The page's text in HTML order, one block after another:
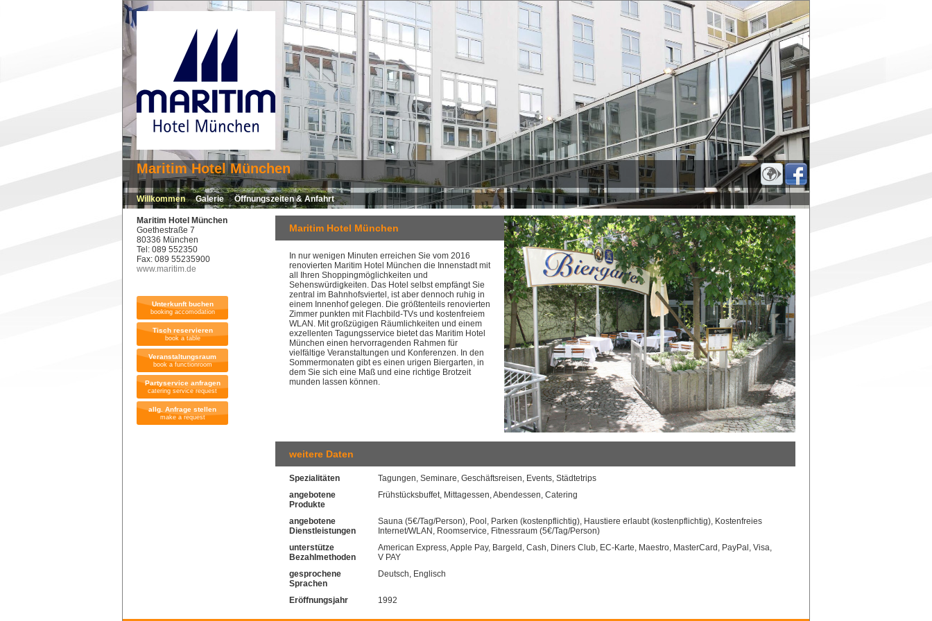
Maritim Hotel München
Willkommen Galerie Öffnungszeiten & Anfahrt
Maritim Hotel München
Goethestraße 7
80336 München
Tel: 089 552350
Fax: 089 55235900
www.maritim.de
Unterkunft buchen
booking accomodation
Tisch reservieren
book a table
Veranstaltungsraum
book a functionroom
Partyservice anfragen
catering service request
allg. Anfrage stellen
make a request
Maritim Hotel München
In nur wenigen Minuten erreichen Sie vom 2016
renovierten Maritim Hotel München die Innenstadt mit
all Ihren Shoppingmöglichkeiten und
Sehenswürdigkeiten. Das Hotel selbst empfängt Sie
zentral im Bahnhofsviertel, ist aber dennoch ruhig in
einem Innenhof gelegen. Die größtenteils renovierten
Zimmer punkten mit Flachbild-TVs und kostenfreiem
WLAN. Mit großzügigen Räumlichkeiten und einem
exzellenten Tagungsservice bietet das Maritim Hotel
München einen hervorragenden Rahmen für
vielfältige Veranstaltungen und Konferenzen. In den
Sommermonaten gibt es einen urigen Biergarten, in
dem Sie sich eine Maß und eine richtige Brotzeit
munden lassen können.
weitere Daten
Spezialitäten
Tagungen, Seminare, Geschäftsreisen, Events, Städtetrips
angebotene
Produkte
Frühstücksbuffet, Mittagessen, Abendessen, Catering
angebotene
Dienstleistungen
Sauna (5€/Tag/Person), Pool, Parken (kostenpflichtig), Haustiere erlaubt (kostenpflichtig), Kostenfreies
Internet/WLAN, Roomservice, Fitnessraum (5€/Tag/Person)
unterstütze
Bezahlmethoden
American Express, Apple Pay, Bargeld, Cash, Diners Club, EC-Karte, Maestro, MasterCard, PayPal, Visa,
V PAY
gesprochene
Sprachen
Deutsch, Englisch
Eröffnungsjahr 1992